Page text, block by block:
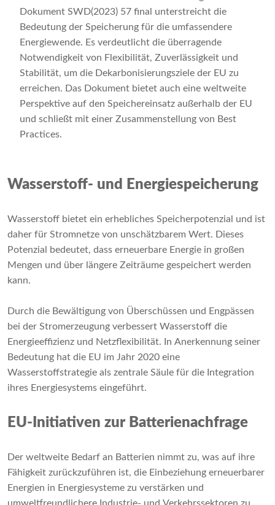
Dokument SWD(2023) 57 final unterstreicht die
Bedeutung der Speicherung für die umfassendere
Energiewende. Es verdeutlicht die überragende
Notwendigkeit von Flexibilität, Zuverlässigkeit und
Stabilität, um die Dekarbonisierungsziele der EU zu
erreichen. Das Dokument bietet auch eine weltweite
Perspektive auf den Speichereinsatz außerhalb der EU
und schließt mit einer Zusammenstellung von Best
Practices.
Wasserstoff- und Energiespeicherung
Wasserstoff bietet ein erhebliches Speicherpotenzial und ist
daher für Stromnetze von unschätzbarem Wert. Dieses
Potenzial bedeutet, dass erneuerbare Energie in großen
Mengen und über längere Zeiträume gespeichert werden
kann.
Durch die Bewältigung von Überschüssen und Engpässen
bei der Stromerzeugung verbessert Wasserstoff die
Energieeffizienz und Netzflexibilität. In Anerkennung seiner
Bedeutung hat die EU im Jahr 2020 eine
Wasserstoffstrategie als zentrale Säule für die Integration
ihres Energiesystems eingeführt.
EU-Initiativen zur Batterienachfrage
Der weltweite Bedarf an Batterien nimmt zu, was auf ihre
Fähigkeit zurückzuführen ist, die Einbeziehung erneuerbarer
Energien in Energiesysteme zu verstärken und